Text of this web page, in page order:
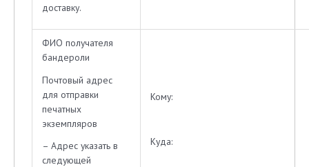
доставку.
ФИО получателя
бандероли
Почтовый адрес
для отправки
печатных
экземпляров
– Адрес указать в
следующей
Кому:
Куда: